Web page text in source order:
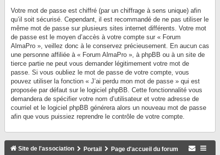
Votre mot de passe est chiffré (par un chiffrage à sens unique) afin
qu’il soit sécurisé. Cependant, il est recommandé de ne pas utiliser le
même mot de passe sur plusieurs sites internet différents. Votre mot
de passe est le moyen d’accès à votre compte sur « Forum
AlmaPro », veillez donc à le conservez précieusement. En aucun cas
une personne affiliée à « Forum AlmaPro », à phpBB ou à un site de
tierce partie ne peut vous demander légitimement votre mot de
passe. Si vous oubliez le mot de passe de votre compte, vous
pouvez utiliser la fonction « J’ai perdu mon mot de passe » qui est
proposée par défaut sur le logiciel phpBB. Cette fonctionnalité vous
demandera de spécifier votre nom d’utilisateur et votre adresse de
courriel et le logiciel phpBB générera alors un nouveau mot de passe
afin que vous puissiez reprendre le contrôle de votre compte.
Site de l'association Portail Page d'accueil du forum